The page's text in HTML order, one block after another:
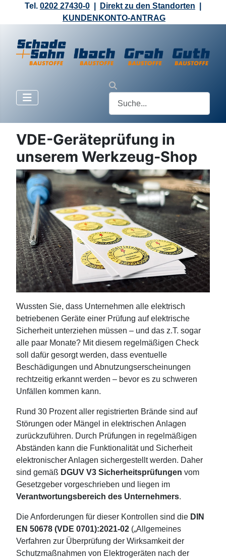
Tel. 0202 27430-0 Direkt zu den Standorten
KUNDENKONTO-ANTRAG
VDE-Geräteprüfung in
unserem Werkzeug-Shop
Wussten Sie, dass Unternehmen alle elektrisch
betriebenen Geräte einer Prüfung auf elektrische
Sicherheit unterziehen müssen – und das z.T. sogar
alle paar Monate? Mit diesem regelmäßigen Check
soll dafür gesorgt werden, dass eventuelle
Beschädigungen und Abnutzungserscheinungen
rechtzeitig erkannt werden – bevor es zu schweren
Unfällen kommen kann.
Rund 30 Prozent aller registrierten Brände sind auf
Störungen oder Mängel in elektrischen Anlagen
zurückzuführen. Durch Prüfungen in regelmäßigen
Abständen kann die Funktionalität und Sicherheit
elektronischer Anlagen sichergestellt werden. Daher
sind gemäß DGUV V3 Sicherheitsprüfungen vom
Gesetzgeber vorgeschrieben und liegen im
Verantwortungsbereich des Unternehmers.
Die Anforderungen für dieser Kontrollen sind die DIN
EN 50678 (VDE 0701):2021-02 („Allgemeines
Verfahren zur Überprüfung der Wirksamkeit der
Schutzmaßnahmen von Elektrogeräten nach der